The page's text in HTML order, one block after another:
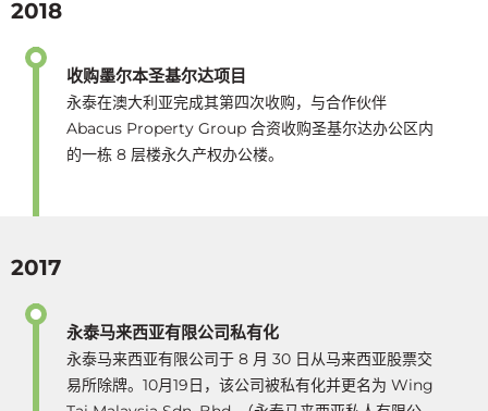
2018
收购墨尔本圣基尔达项目
永泰在澳大利亚完成其第四次收购，与合作伙伴
Abacus Property Group 合资收购圣基尔达办公区内
的一栋 8 层楼永久产权办公楼。
2017
永泰马来西亚有限公司私有化
永泰马来西亚有限公司于 8 月 30 日从马来西亚股票交
易所除牌。10月19日，该公司被私有化并更名为 Wing